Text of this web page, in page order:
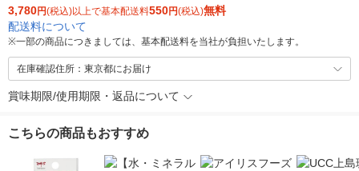
3,780円(税込)以上で基本配送料550円(税込)無料
配送料について
※一部の商品につきましては、基本配送料を当社が負担いたします。
在庫確認住所：東京都にお届け
賞味期限/使用期限・返品について
こちらの商品もおすすめ